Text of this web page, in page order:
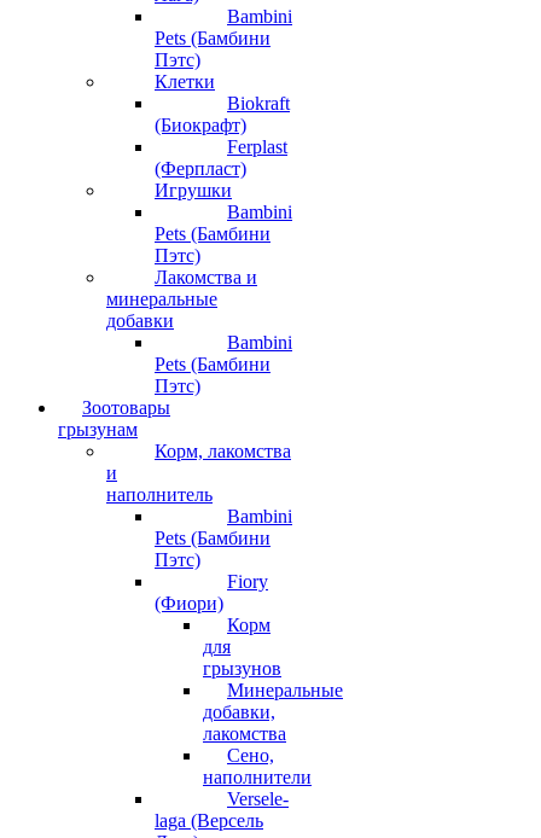
Bambini
Pets (Бамбини
Пэтс)
Клетки
Biokraft
(Биокрафт)
Ferplast
(Ферпласт)
Игрушки
Bambini
Pets (Бамбини
Пэтс)
Лакомства и
минеральные
добавки
Bambini
Pets (Бамбини
Пэтс)
Зоотовары
грызунам
Корм, лакомства
и
наполнитель
Bambini
Pets (Бамбини
Пэтс)
Fiory
(Фиори)
Корм
для
грызунов
Минеральные
добавки,
лакомства
Сено,
наполнители
Versele-
laga (Версель